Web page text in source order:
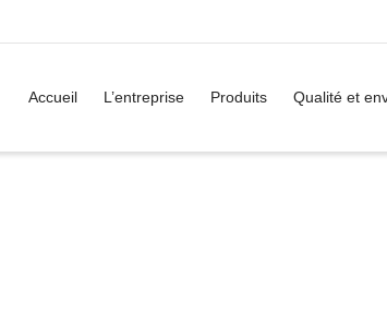
Accueil L’entreprise Produits Qualité et